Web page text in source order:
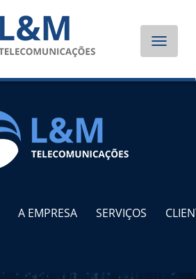
Toggle
A EMPRESA SERVIÇOS